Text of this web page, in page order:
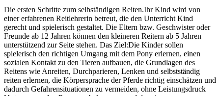
Die ersten Schritte zum selbständigen Reiten.Ihr Kind wird von
einer erfahrenen Reitlehrerin betreut, die den Unterricht Kind
gerecht und spielerisch gestaltet. Die Eltern bzw. Geschwister oder
Freunde ab 12 Jahren können den kleineren Reitern ab 5 Jahren
unterstützend zur Seite stehen. Das Ziel:Die Kinder sollen
spielerisch den richtigen Umgang mit dem Pony erlernen, einen
sozialen Kontakt zu den Tieren aufbauen, die Grundlagen des
Reitens wie Anreiten, Durchparieren, Lenken und selbstständig
reiten erlernen, die Körpersprache der Pferde richtig einschätzen und
dadurch Gefahrensituationen zu vermeiden, ohne Leistungsdruck